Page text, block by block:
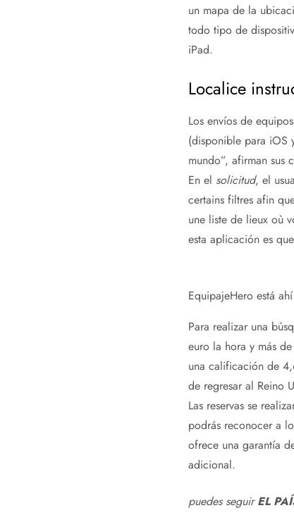
un mapa de la
todo tipo de
iPad.
Localice
Los envíos de
(disponible para iOS
mundo”, afirman sus
En el solicitud, el
certains filtres afin
une liste de lieux où
esta aplicación es
EquipajeHero está
Para realizar una
euro la hora y más
una calificación de
de regresar al Reino
Las reservas se
podrás reconocer a
ofrece una garantía
adicional.
puedes seguirEL